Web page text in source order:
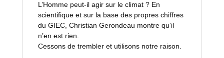
L’Homme peut-il agir sur le climat ? En
scientifique et sur la base des propres chiffres
du GIEC, Christian Gerondeau montre qu’il
n’en est rien.
Cessons de trembler et utilisons notre raison.